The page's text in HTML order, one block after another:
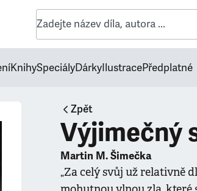
KnihySpeciályDárkyIlustracePředplatné
Zpět
Výjimečný
Martin M. Šimečka
„Za celý svůj už relativně